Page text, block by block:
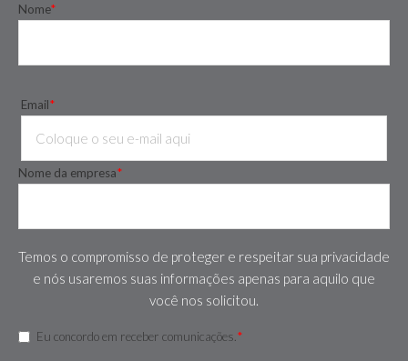
Nome*
Email*
Nome da empresa*
Temos o compromisso de proteger e respeitar sua privacidade
e nós usaremos suas informações apenas para aquilo que
você nos solicitou.
Eu concordo em receber comunicações. *